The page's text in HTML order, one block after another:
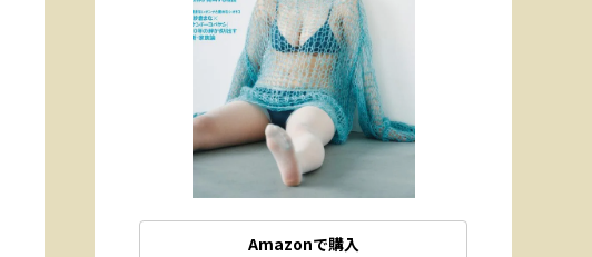
Amazonで購入